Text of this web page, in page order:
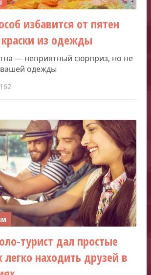
избавится от пятен
из одежды
— неприятный сюрприз, но не
одежды
162
турист дал простые
легко находить друзей в